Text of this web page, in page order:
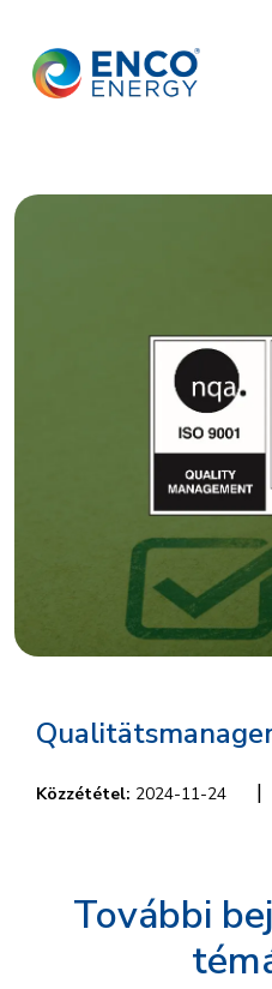
Közzététel: 2024-11-24 |
További